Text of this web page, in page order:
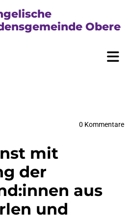
Obere
0 Kommentare
mit
der
aus
und